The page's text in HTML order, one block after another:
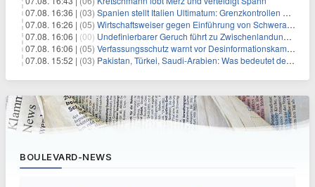
07.08. 16:36 | (03) Spanien stellt Italien Ultimatum: Grenzkontrollen beenden
07.08. 16:26 | (05) Wirtschaftsweiser gegen Einführung von Schwerarbeiter-Rente
07.08. 16:06 | (00) Undefinierbarer Geruch führt zu Zwischenlandung von Flieger
07.08. 16:06 | (05) Verfassungsschutz warnt vor Desinformationskampagne gegen Merz
07.08. 15:52 | (03) Pakistan, Türkei, Saudi-Arabien: Was bedeutet der neue Pakt?
BOULEVARD-NEWS